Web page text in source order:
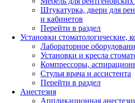
Штукатурка, двери для
и кабинетов
Перейти в раздел
Установки стоматологические,
Лабораторное
Установки и кресла
Компрессоры,
Стулья врача и ассистента
Перейти в раздел
Анестезия
Аппликационная